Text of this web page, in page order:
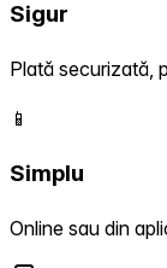
Sigur
Plată securizată,
📱
Simplu
Online sau din